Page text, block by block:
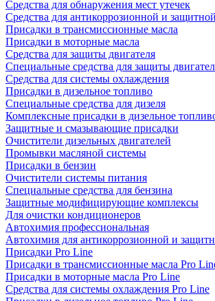
Средства для обнаружения мест утечек
Средства для антикоррозионной и
Присадки в трансмиссионные масла
Присадки в моторные масла
Средства для защиты двигателя
Специальныe средства для защиты
Средства для системы охлаждения
Присадки в дизельное топливо
Спeциальные средства для дизеля
Комплексные присадки в дизельное
Защитные и смазывающие присадки
Очистители дизельных двигателей
Промывки масляной системы
Присадки в бензин
Очистители системы питания
Специальные срeдства для бензина
Защитные модифицирующие комплексы
Для очистки кондиционеров
Автохимия профессиональная
Автохимия для антикоррозионной и
Присадки Pro Line
Присадки в трансмиссионные масла Pro
Присадки в моторные масла Pro Line
Средства для системы охлаждения Pro Line